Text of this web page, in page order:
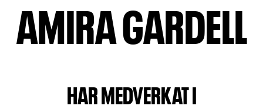
AMIRA GARDELL
HAR MEDVERKAT I